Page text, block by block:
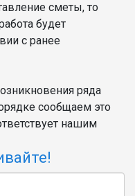
сметы, то
будет
с ранее
ряда
сообщаем это
нашим